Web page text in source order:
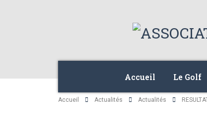
Accueil Le Golf
Accueil Actualités Actualités